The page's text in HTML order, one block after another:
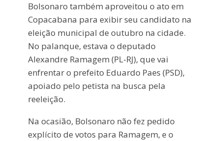
Bolsonaro também aproveitou o ato em
Copacabana para exibir seu candidato na
eleição municipal de outubro na cidade.
No palanque, estava o deputado
Alexandre Ramagem (PL-RJ), que vai
enfrentar o prefeito Eduardo Paes (PSD),
apoiado pelo petista na busca pela
reeleição.
Na ocasião, Bolsonaro não fez pedido
explícito de votos para Ramagem, e o